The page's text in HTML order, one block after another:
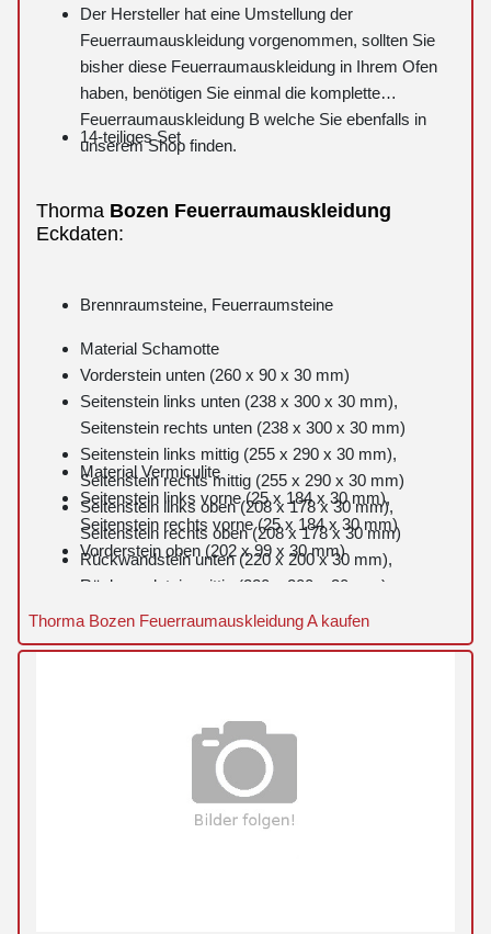
Der Hersteller hat eine Umstellung der
Feuerraumauskleidung vorgenommen, sollten Sie
bisher diese Feuerraumauskleidung in Ihrem Ofen
haben, benötigen Sie einmal die komplette
Feuerraumauskleidung B welche Sie ebenfalls in
unserem Shop finden.
14-teiliges Set
Thorma Bozen Feuerraumauskleidung
Eckdaten:
Brennraumsteine, Feuerraumsteine
Material Schamotte
Vorderstein unten (260 x 90 x 30 mm)
Seitenstein links unten (238 x 300 x 30 mm),
Seitenstein rechts unten (238 x 300 x 30 mm)
Seitenstein links mittig (255 x 290 x 30 mm),
Seitenstein rechts mittig (255 x 290 x 30 mm)
Seitenstein links oben (208 x 178 x 30 mm),
Seitenstein rechts oben (208 x 178 x 30 mm)
Rückwandstein unten (220 x 200 x 30 mm),
Rückwandstein mittig (220 x 200 x 30 mm)
Rückwandstein oben (256 x 200 x 30 mm)
Material Vermiculite
Seitenstein links vorne (25 x 184 x 30 mm),
Seitenstein rechts vorne (25 x 184 x 30 mm)
Vorderstein oben (202 x 99 x 30 mm)
Thorma Bozen Feuerraumauskleidung A kaufen